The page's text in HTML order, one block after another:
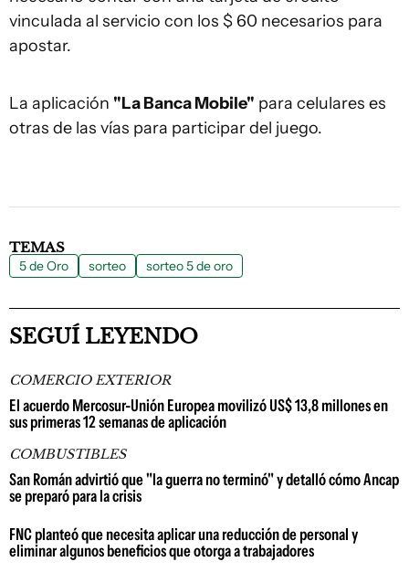
vinculada al servicio con los $ 60 necesarios para
apostar.
La aplicación "La Banca Mobile" para celulares es
otras de las vías para participar del juego.
TEMAS
5 de Oro sorteo sorteo 5 de oro
SEGUÍ LEYENDO
COMERCIO EXTERIOR
El acuerdo Mercosur-Unión Europea movilizó US$ 13,8 millones en
sus primeras 12 semanas de aplicación
COMBUSTIBLES
San Román advirtió que "la guerra no terminó" y detalló cómo Ancap
se preparó para la crisis
FNC planteó que necesita aplicar una reducción de personal y
eliminar algunos beneficios que otorga a trabajadores